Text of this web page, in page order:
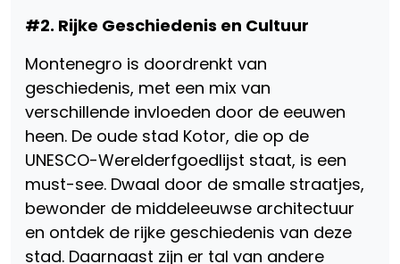
#2. Rijke Geschiedenis en Cultuur
Montenegro is doordrenkt van
geschiedenis, met een mix van
verschillende invloeden door de eeuwen
heen. De oude stad Kotor, die op de
UNESCO-Werelderfgoedlijst staat, is een
must-see. Dwaal door de smalle straatjes,
bewonder de middeleeuwse architectuur
en ontdek de rijke geschiedenis van deze
stad. Daarnaast zijn er tal van andere